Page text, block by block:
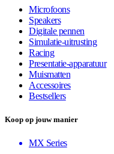
Microfoons
Speakers
Digitale pennen
Simulatie-uitrusting
Racing
Presentatie-apparatuur
Muismatten
Accessoires
Bestsellers
Koop op jouw manier
MX Series